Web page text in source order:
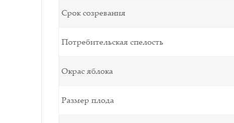
Срок созревания
Потребительская спелость
Окрас яблока
Размер плода